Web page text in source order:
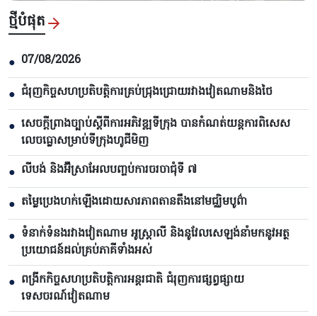
ថ្មីបំផុត
● 07/08/2026
● ជំរុញកិច្ចសហប្រតិបត្តិការគ្រប់ជ្រុងជ្រោយរវាងវៀតណាមនិងថៃ
● សេចក្តីព្រាងច្បាប់ស្តីពីការអភិវឌ្ឍទីក្រុង បាន​កំណត់យន្តការពិសេស
លេចធ្លោសម្រាប់ទីក្រុងហូជីមិញ
● លីបង់ និងអ៊ីស្រាអែលបញ្ចប់ការចរចាជុំទី ៧​
● តម្លៃប្រេងហក់ឡើងដោយសារភាពតានតឹងនៅមជ្ឈិមបូព៌ា
● ទំនាក់ទំនងរវាងវៀតណាម អូស្ត្រាលី និងនូវែលសេឡង់នាំមកនូវអត្ថ
ប្រយោជន៍ដល់គ្រប់ភាគីទាំងអស់
● ពង្រីកកិច្ចសហប្រតិបត្តិការអន្តរជាតិ ជំរុញការផ្សព្វផ្សាយ
ទេសចរណ៍វៀតណាម